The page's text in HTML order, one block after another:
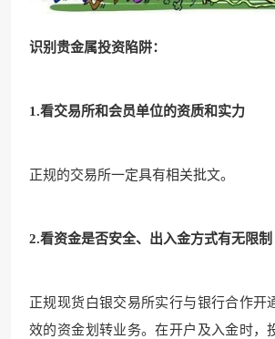
识别贵金属投资陷阱：
1.看交易所和会员单位的资质和实力
正规的交易所一定具有相关批文。
2.看资金是否安全、出入金方式有无限制
正规现货白银交易所实行与银行合作开
效的资金划转业务。在开户及入金时，